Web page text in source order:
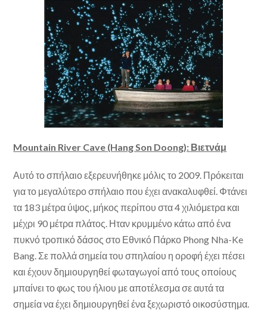
Mountain River Cave (Hang Son Doong): Βιετνάμ
Αυτό το σπήλαιο εξερευνήθηκε μόλις το 2009. Πρόκειται
για το μεγαλύτερο σπήλαιο που έχει ανακαλυφθεί. Φτάνει
τα 183 μέτρα ύψος, μήκος περίπου στα 4 χιλιόμετρα και
μέχρι 90 μέτρα πλάτος. Ηταν κρυμμένο κάτω από ένα
πυκνό τροπικό δάσος στο Εθνικό Πάρκο Phong Nha-Ke
Bang. Σε πολλά σημεία του σπηλαίου η οροφή έχει πέσει
και έχουν δημιουργηθεί φωταγωγοί από τους οποίους
μπαίνει το φως του ήλιου με αποτέλεσμα σε αυτά τα
σημεία να έχει δημιουργηθεί ένα ξεχωριστό οικοσύστημα.